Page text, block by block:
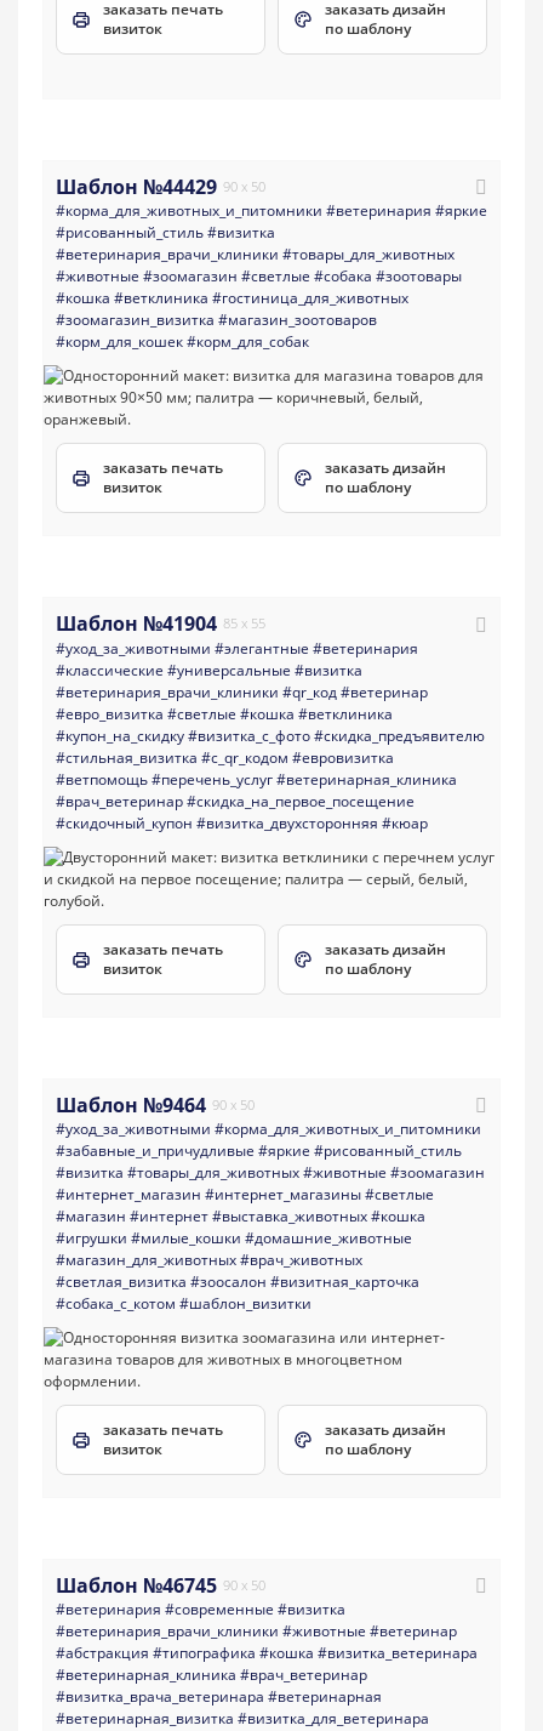
заказать печать
визиток
заказать дизайн
по шаблону
Шаблон №44429 90 x 50
#корма_для_животных_и_питомники #ветеринария #яркие
#рисованный_стиль#визитка
#ветеринария_врачи_клиники #товары_для_животных
#животные #зоомагазин #светлые #собака #зоотовары
#кошка #ветклиника #гостиница_для_животных
#зоомагазин_визитка #магазин_зоотоваров
#корм_для_кошек#корм_для_собак
заказать печать
визиток
заказать дизайн
по шаблону
Шаблон №41904 85 x 55
#уход_за_животными #элегантные #ветеринария
#классические #универсальные #визитка
#ветеринария_врачи_клиники #qr_код#ветеринар
#евро_визитка #светлые #кошка #ветклиника
#купон_на_скидку#визитка_с_фото#скидка_предъявителю
#стильная_визитка #с_qr_кодом #евровизитка
#ветпомощь#перечень_услуг#ветеринарная_клиника
#врач_ветеринар#скидка_на_первое_посещение
#скидочный_купон #визитка_двухсторонняя #кюар
заказать печать
визиток
заказать дизайн
по шаблону
Шаблон №9464 90 x 50
#уход_за_животными #корма_для_животных_и_питомники
#забавные_и_причудливые #яркие #рисованный_стиль
#визитка #товары_для_животных#животные #зоомагазин
#интернет_магазин #интернет_магазины#светлые
#магазин #интернет#выставка_животных#кошка
#игрушки #милые_кошки #домашние_животные
#магазин_для_животных#врач_животных
#светлая_визитка #зоосалон #визитная_карточка
#собака_с_котом #шаблон_визитки
заказать печать
визиток
заказать дизайн
по шаблону
Шаблон №46745 90 x 50
#ветеринария #современные #визитка
#ветеринария_врачи_клиники #животные #ветеринар
#абстракция #типографика #кошка #визитка_ветеринара
#ветеринарная_клиника #врач_ветеринар
#визитка_врача_ветеринара #ветеринарная
#ветеринарная_визитка #визитка_для_ветеринара